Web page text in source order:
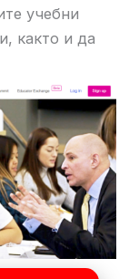
учебни
както и да